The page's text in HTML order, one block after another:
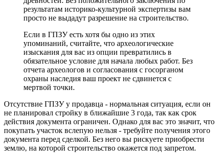
результатам историко-культурной экспертизы вам
просто не выдадут разрешение на строительство.
Если в ГПЗУ есть хотя бы одно из этих
упоминаний, считайте, что археологические
изыскания для вас из опции превратились в
обязательное условие для начала любых работ. Без
отчета археологов и согласования с госорганом
охраны наследия ваш проект не сдвинется с
мертвой точки.
Отсутствие ГПЗУ у продавца - нормальная ситуация, если он
не планировал стройку в ближайшие 3 года, так как срок
действия документа ограничен. Однако для вас это значит, что
покупать участок вслепую нельзя - требуйте получения этого
документа перед сделкой. Без него вы рискуете приобрести
землю, на которой строительство окажется под запретом.